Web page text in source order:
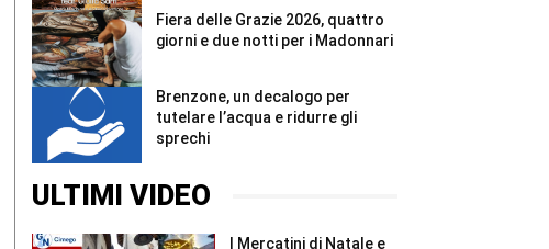
Nome:*
Web:
Fiera delle Grazie 2026, quattro
giorni e due notti per i Madonnari
Brenzone, un decalogo per
tutelare l’acqua e ridurre gli
sprechi
ULTIMI VIDEO
I Mercatini di Natale e